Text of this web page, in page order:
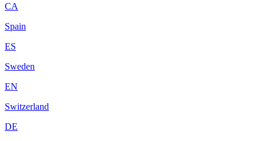
CA
Spain
ES
Sweden
EN
Switzerland
DE